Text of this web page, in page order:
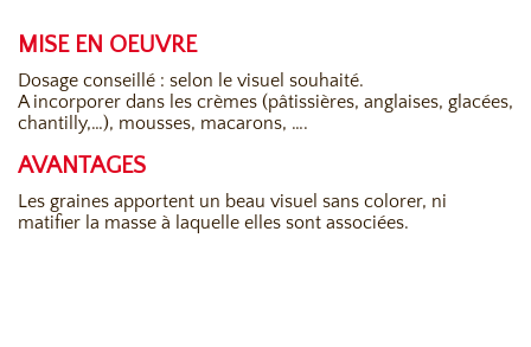
MISE EN OEUVRE
Dosage conseillé : selon le visuel souhaité.
A incorporer dans les crèmes (pâtissières, anglaises, glacées,
chantilly,…), mousses, macarons, ….
AVANTAGES
Les graines apportent un beau visuel sans colorer, ni
matifier la masse à laquelle elles sont associées.